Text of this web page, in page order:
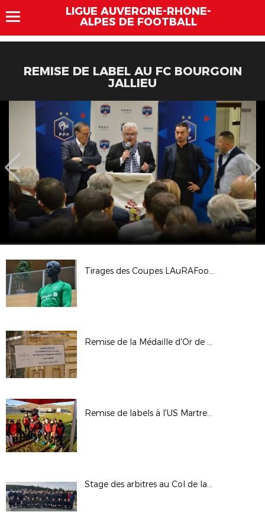
LIGUE AUVERGNE-RHÔNE-
ALPES DE FOOTBALL
REMISE DE LABEL AU FC BOURGOIN
JALLIEU
Tirages des Coupes LAuRAFoot, le 4 mars 2020 à l'Hôtel de Région (Lyon)
Remise de la Médaille d'Or de la Jeunesse, des Sports et de l'Engagement Associatif à Pascal Parent
Remise de labels à l'US Martres de Veyre
Stage des arbitres au Col de la Loge